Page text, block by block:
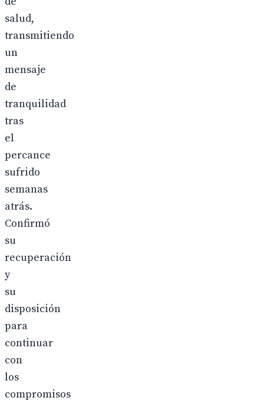
salud,
transmitiendo
un
mensaje
de
tranquilidad
tras
el
percance
sufrido
semanas
atrás.
Confirmó
su
recuperación
y
su
disposición
para
continuar
con
los
compromisos